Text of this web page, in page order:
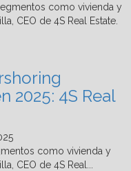
2025: 4S Real
como vivienda y
CEO de 4S Real...